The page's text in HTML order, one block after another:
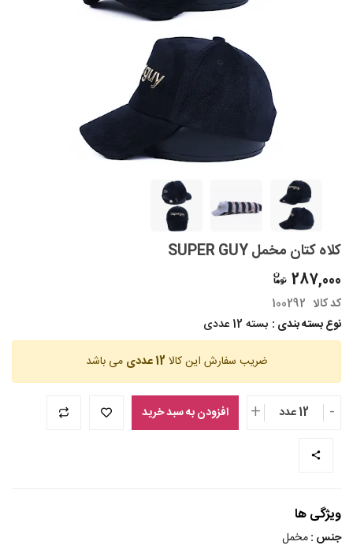
کلاه کتان مخمل SUPER GUY
287,000
کد کالا 100292
نوع بسته بندی : بسته 12 عددی
ضریب سفارش این کالا 12 عددی می باشد
- 12 عدد + افزودن به سبد خرید
ویژگی ها
جنس :مخمل